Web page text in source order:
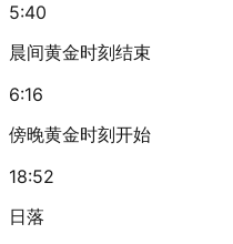
5:40
晨间黄金时刻结束
6:16
傍晚黄金时刻开始
18:52
日落